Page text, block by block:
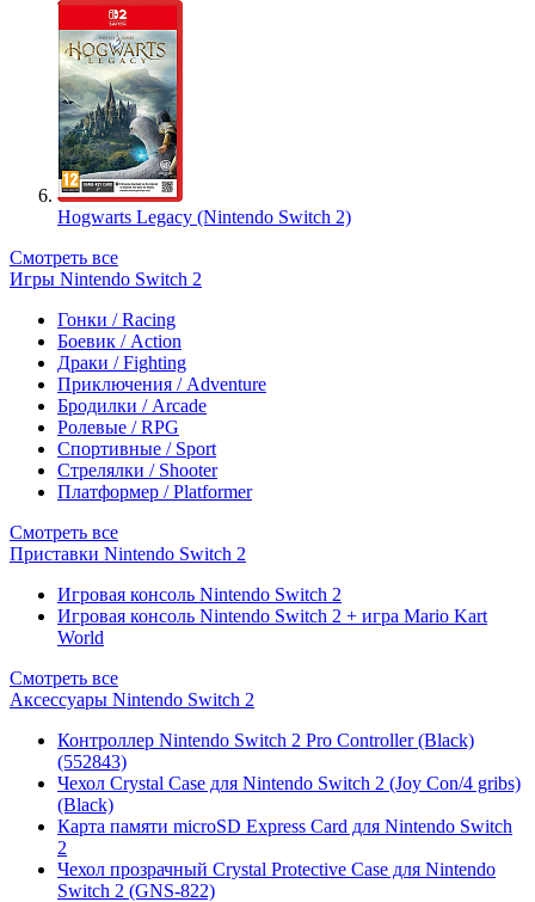
Hogwarts Legacy (Nintendo Switch 2)
Смотреть все
Игры Nintendo Switch 2
Гонки / Racing
Боевик / Action
Драки / Fighting
Приключения / Adventure
Бродилки / Arcade
Ролевые / RPG
Спортивные / Sport
Стрелялки / Shooter
Платформер / Platformer
Смотреть все
Приставки Nintendo Switch 2
Игровая консоль Nintendo Switch 2
Игровая консоль Nintendo Switch 2 + игра Mario Kart
World
Смотреть все
Аксессуары Nintendo Switch 2
Контроллер Nintendo Switch 2 Pro Controller (Black)
(552843)
Чехол Сrystal Сase для Nintendo Switch 2 (Joy Con/4 gribs)
(Black)
Карта памяти microSD Express Card для Nintendo Switch
2
Чехол прозрачный Crystal Protective Case для Nintendo
Switch 2 (GNS-822)